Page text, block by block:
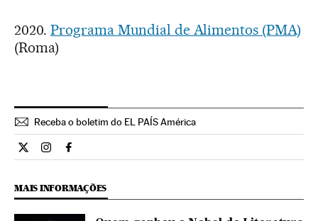
2020. Programa Mundial de Alimentos (PMA)
(Roma)
Receba o boletim do EL PAÍS América
Internacional El País Brasil en Twitter
Internacional El País Brasil en Instagram
Internacional El País Brasil en Facebook
MAIS INFORMAÇÕES